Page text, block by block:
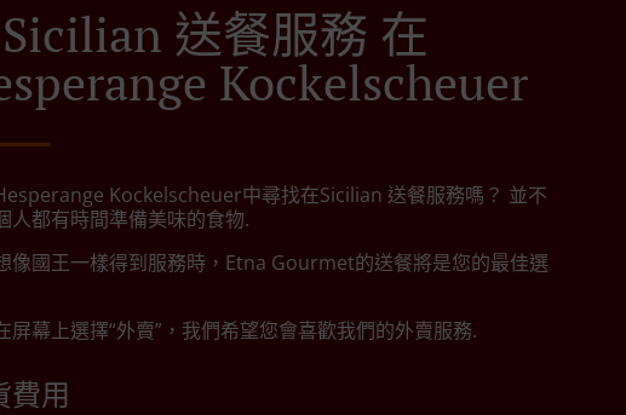
送餐服務 在
Kockelscheuer
Kockelscheuer中尋找在Sicilian 送餐服務嗎？ 並不
人都有時間準備美味的食物.
像國王一樣得到服務時，Etna Gourmet的送餐將是您的最佳選
屏幕上選擇“外賣”，我們希望您會喜歡我們的外賣服務.
費用